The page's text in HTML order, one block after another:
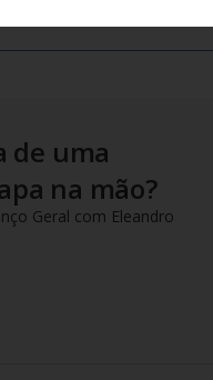
de uma
na mão?
Geral com Eleandro